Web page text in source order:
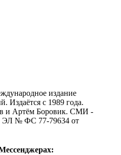
издание
Издаётся с 1989 года.
и Артём Боровик. CМИ -
ЭЛ № ФС 77-79634 от